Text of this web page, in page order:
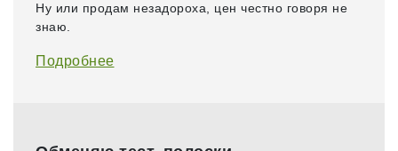
Ну или продам незадороха, цен честно говоря не
знаю.
Подробнее